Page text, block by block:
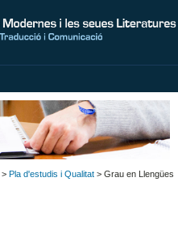
> Pla d'estudis i Qualitat > Grau en Llengües